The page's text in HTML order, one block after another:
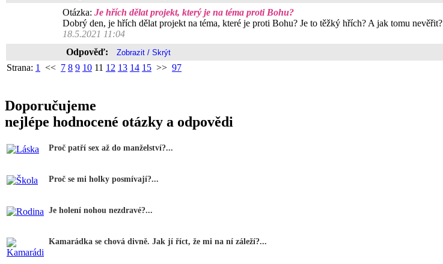
Otázka: Je hřích dělat projekt, který je na téma proti Bohu?
Dobrý den, je hřích dělat projekt na téma, které je proti Bohu? Je to těžký hřích? A jak tomu nevěřit?
18.5.2021 11:04
Odpověď:
Strana: 1 << 7 8 9 10 11 12 13 14 15 >> 97
Doporučujeme
nejlépe hodnocené otázky a odpovědi
Proč patří sex až do manželství?...
Proč se mi holky posmívají?...
Je holení nohou nezdravé?...
Kamarádka se chová divně. Jak jí říct, že mi na ní záleží?...